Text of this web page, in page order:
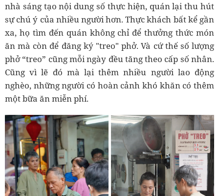
nhà sáng tạo nội dung số thực hiện, quán lại thu hút
sự chú ý của nhiều người hơn. Thực khách bất kể gần
xa, họ tìm đến quán không chỉ để thưởng thức món
ăn mà còn để đăng ký "treo" phở. Và cứ thế số lượng
phở “treo” cũng mỗi ngày đều tăng theo cấp số nhân.
Cũng vì lẽ đó mà lại thêm nhiều người lao động
nghèo, những người có hoàn cảnh khó khăn có thêm
một bữa ăn miễn phí.